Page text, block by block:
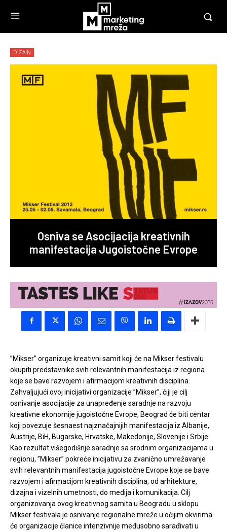
DIZAJN
Osniva se Asocijacija kreativnih
manifestacija Jugoistočne Evrope
”Mikser” organizuje kreativni samit koji će na Mikser festivalu
okupiti predstavnike svih relevantnih manifestacija iz regiona
koje se bave razvojem i afirmacijom kreativnih disciplina.
Zahvaljujući ovoj inicijativi organizacije ”Mikser”, čiji je cilj
osnivanje asocijacije za unapređenje saradnje na razvoju
kreativne ekonomije jugoistočne Evrope, Beograd će biti centar
koji povezuje šesnaest najznačajnijih manifestacija iz Albanije,
Austrije, BiH, Bugarske, Hrvatske, Makedonije, Slovenije i Srbije.
Kao rezultat višegodišnje saradnje sa srodnim organizacijama u
regionu, ”Mikser” pokreće inicijativu za zvanično umrežavanje
svih relevantnih manifestacija jugoistočne Evrope koje se bave
razvojem i afirmacijom kreativnih disciplina, od arhitekture,
dizajna i vizelnih umetnosti, do medija i komunikacija. Cilj
organizovanja ovog kreativnog samita u Beogradu u sklopu
Mikser festivala je osnivanje regionalne mreže u očijim okvirima
će organizacije članice intenzivnije međusobno sarađivati u